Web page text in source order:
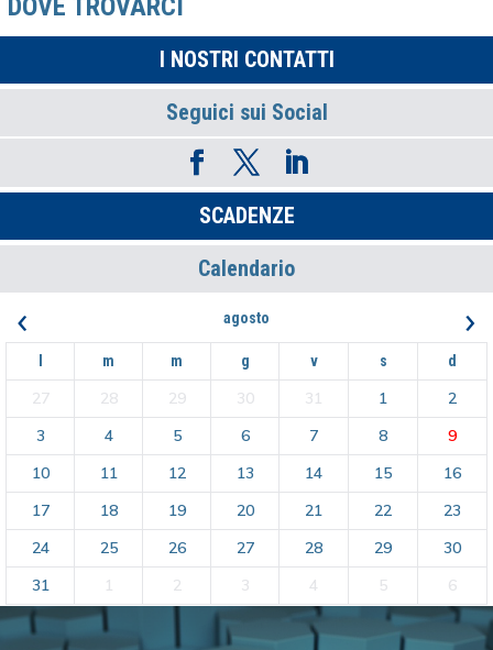
DOVE TROVARCI
I NOSTRI CONTATTI
Seguici sui Social
SCADENZE
Calendario
‹ agosto ›
m m g v s d
27 28 29 30 31 1
2
3
4 5 6 7 8
9
10
11 12 13 14 15
16
17
18 19 20 21 22
23
24
25 26 27 28 29
30
31
1 2 3 4 5 6